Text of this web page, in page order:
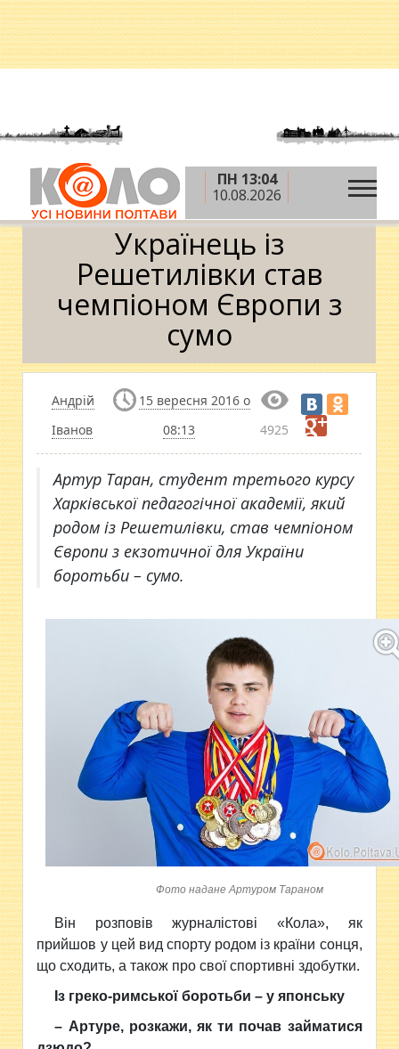
ПН 13:04
10.08.2026
Головна » Новини » Спорт »Українець із
Решетилівки став чемпіоном Європи з сумо
Українець із
Решетилівки став
чемпіоном Європи з
сумо
Андрій
Іванов
15 вересня 2016 о
08:13
4925
Артур Таран, студент третього курсу
Харківської педагогічної академії, який
родом із Решетилівки, став чемпіоном
Європи з екзотичної для України
боротьби – сумо.
Фото надане Артуром Тараном
Він розповів журналістові «Кола», як
прийшов у цей вид спорту родом із країни сонця,
що сходить, а також про свої спортивні здобутки.
Із греко-римської боротьби – у японську
– Артуре, розкажи, як ти почав займатися